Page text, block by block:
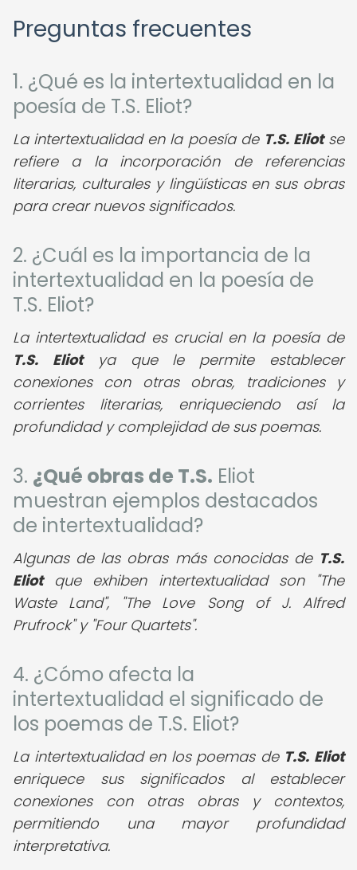
Preguntas frecuentes
1. ¿Qué es la intertextualidad en la
poesía de T.S. Eliot?
La intertextualidad en la poesía de T.S. Eliotse
refiere a la incorporación de referencias
literarias, culturales y lingüísticas en sus obras
para crear nuevos significados.
2. ¿Cuál es la importancia de la
intertextualidad en la poesía de
T.S. Eliot?
La intertextualidad es crucial en la poesía de
T.S. Eliotya que le permite establecer
conexiones con otras obras, tradiciones y
corrientes literarias, enriqueciendo así la
profundidad y complejidad de sus poemas.
3. ¿Qué obras de T.S. Eliot
muestran ejemplos destacados
de intertextualidad?
Algunas de las obras más conocidas de T.S.
Eliotque exhiben intertextualidad son "The
Waste Land", "The Love Song of J. Alfred
Prufrock" y "Four Quartets".
4. ¿Cómo afecta la
intertextualidad el significado de
los poemas de T.S. Eliot?
La intertextualidad en los poemas de T.S. Eliot
enriquece sus significados al establecer
conexiones con otras obras y contextos,
permitiendo una mayor profundidad
interpretativa.